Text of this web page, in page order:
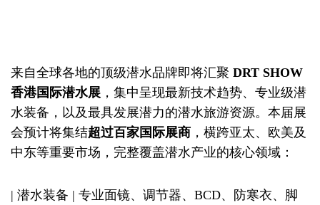
来自全球各地的顶级潜水品牌即将汇聚 DRT SHOW
香港国际潜水展 ，集中呈现最新技术趋势、专业级潜
水装备，以及最具发展潜力的潜水旅游资源。本届展
会预计将集结超过百家国际展商 ，横跨亚太、欧美及
中东等重要市场，完整覆盖潜水产业的核心领域：
| 潜水装备 | 专业面镜、调节器、BCD、防寒衣、脚